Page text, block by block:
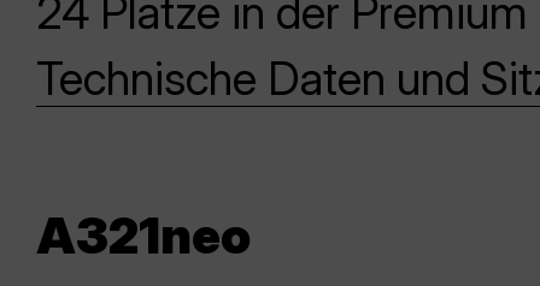
24 Plätze in der
Technische Daten und
A321neo